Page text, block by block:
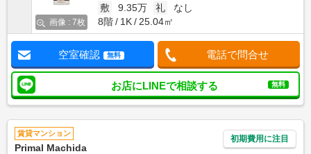
画像 : 7枚
敷
9.35万 礼
なし
8階
1K 25.04㎡
空室確認 無料 電話で問合せ
お店にLINEで相談する 無料
賃貸マンション
Primal Machida
初期費用に注目